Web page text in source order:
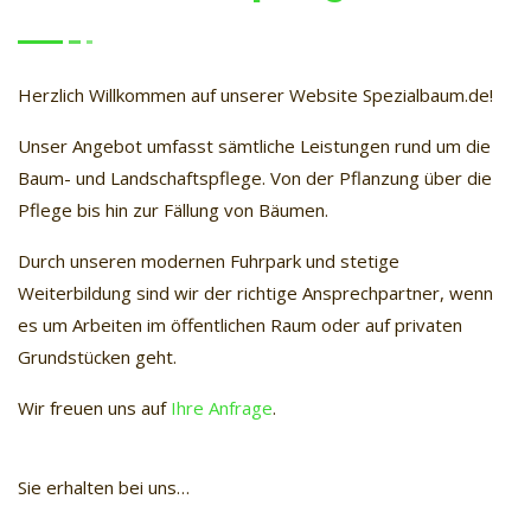
Herzlich Willkommen auf unserer Website Spezialbaum.de!
Unser Angebot umfasst sämtliche Leistungen rund um die
Baum- und Landschaftspflege. Von der Pflanzung über die
Pflege bis hin zur Fällung von Bäumen.
Durch unseren modernen Fuhrpark und stetige
Weiterbildung sind wir der richtige Ansprechpartner, wenn
es um Arbeiten im öffentlichen Raum oder auf privaten
Grundstücken geht.
Wir freuen uns auf Ihre Anfrage.
Sie erhalten bei uns…